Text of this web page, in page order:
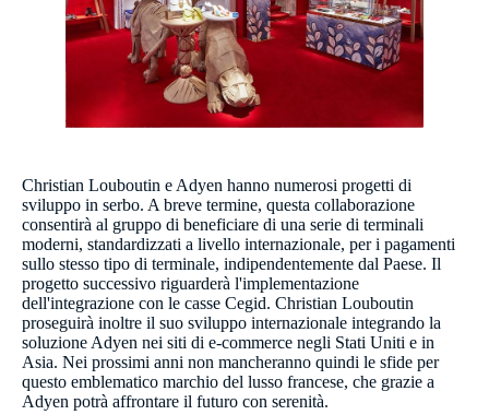
Christian Louboutin e Adyen hanno numerosi progetti di
sviluppo in serbo. A breve termine, questa collaborazione
consentirà al gruppo di beneficiare di una serie di terminali
moderni, standardizzati a livello internazionale, per i pagamenti
sullo stesso tipo di terminale, indipendentemente dal Paese. Il
progetto successivo riguarderà l'implementazione
dell'integrazione con le casse Cegid. Christian Louboutin
proseguirà inoltre il suo sviluppo internazionale integrando la
soluzione Adyen nei siti di e-commerce negli Stati Uniti e in
Asia. Nei prossimi anni non mancheranno quindi le sfide per
questo emblematico marchio del lusso francese, che grazie a
Adyen potrà affrontare il futuro con serenità.